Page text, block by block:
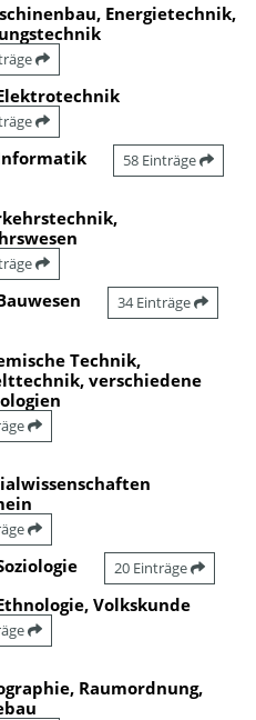
Energietechnik,
58 Einträge
34 Einträge
Technik,
verschiedene
20 Einträge
Volkskunde
Raumordnung,